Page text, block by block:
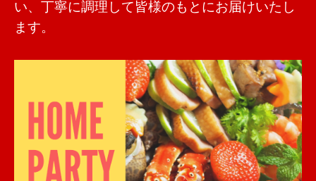
い、丁寧に調理して皆様のもとにお届けいたし
ます。